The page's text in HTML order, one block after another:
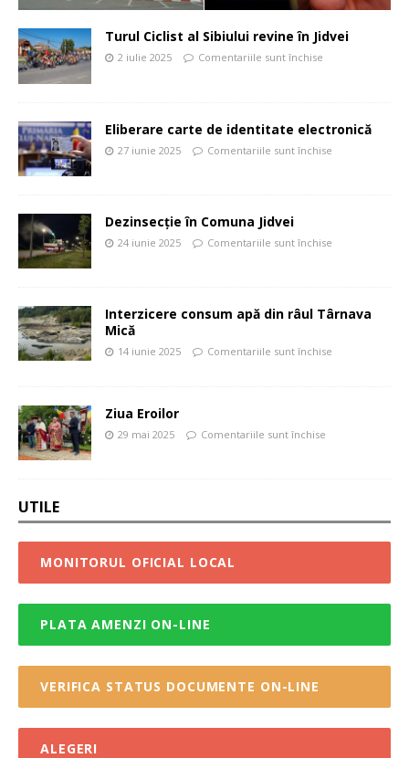
Turul Ciclist al Sibiului revine în Jidvei
2 iulie 2025 Comentariile sunt închise
Eliberare carte de identitate electronică
27 iunie 2025 Comentariile sunt închise
Dezinsecție în Comuna Jidvei
24 iunie 2025 Comentariile sunt închise
Interzicere consum apă din râul Târnava
Mică
14 iunie 2025 Comentariile sunt închise
Ziua Eroilor
29 mai 2025 Comentariile sunt închise
UTILE
MONITORUL OFICIAL LOCAL
PLATA AMENZI ON-LINE
VERIFICA STATUS DOCUMENTE ON-LINE
ALEGERI